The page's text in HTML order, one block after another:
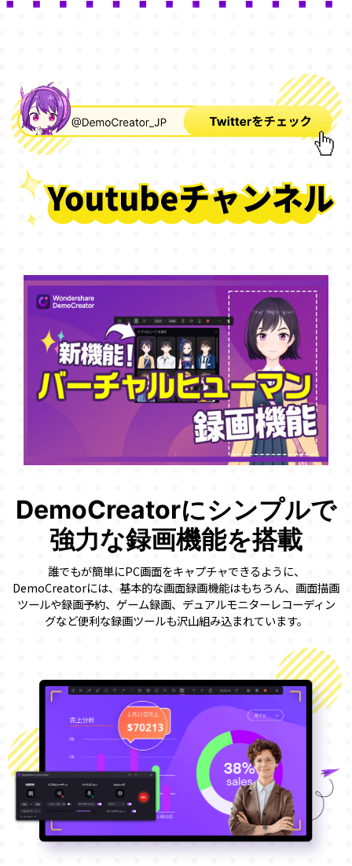
DemoCreatorにシンプルで
強力な録画機能を搭載
誰でもが簡単にPC画面をキャプチャできるように、
DemoCreatorには、基本的な画面録画機能はもちろん、画面描画
ツールや録画予約、ゲーム録画、デュアルモニターレコーディン
グなど便利な録画ツールも沢山組み込まれています。